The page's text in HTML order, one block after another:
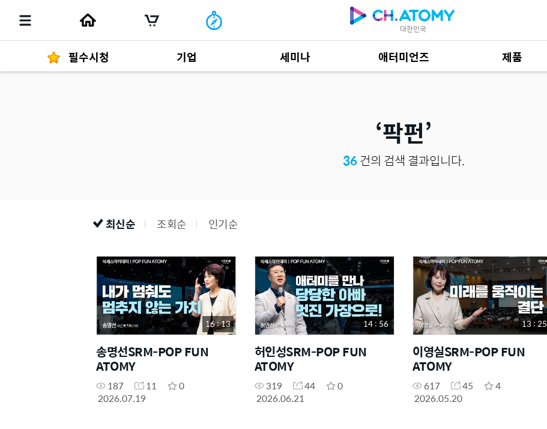
대한민국
필수시청 기업 세미나 애터미언즈 제품
제품 자료684
팍펀
36건의 검색 결과입니다.
최신순 조회순 인기순
16 : 13
송명선SRM-POP FUN
ATOMY
187 11
0
2026.07.19
14 : 56
허인성SRM-POP FUN
ATOMY
319 44
0
2026.06.21
13 : 25
이영실SRM-POP FUN
ATOMY
617 45
4
2026.05.20